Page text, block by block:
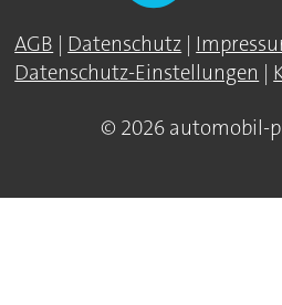
AGB | Datenschutz |
Datenschutz-Einstellungen |
© 2026 automobil-